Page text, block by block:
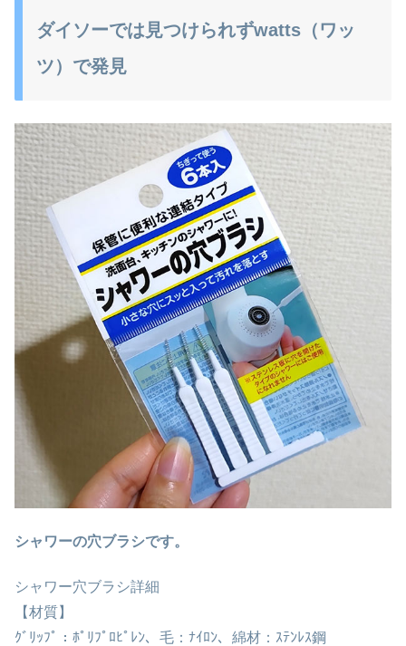
ダイソーでは見つけられずwatts（ワッ
ツ）で発見
シャワーの穴ブラシです。
シャワー穴ブラシ詳細
【材質】
ｸﾞﾘｯﾌﾟ：ﾎﾟﾘﾌﾟﾛﾋﾟﾚﾝ、毛：ﾅｲﾛﾝ、綿材：ｽﾃﾝﾚｽ鋼